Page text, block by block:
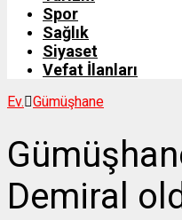
Spor
Sağlık
Siyaset
Vefat İlanları
Ev. Gümüşhane
Demiral